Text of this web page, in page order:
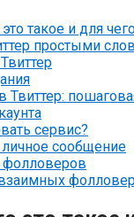
такое и для
простыми
Твиттер:
сервис?
личное сообщение
фолловеров